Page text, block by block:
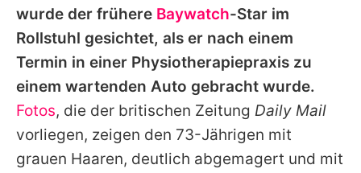
Jobs
App runterladen
Team
Redaktionelle Richtlinien
Impressum
wurde der frühere Baywatch-Star im
Rollstuhl gesichtet, als er nach einem
Termin in einer Physiotherapiepraxis zu
einem wartenden Auto gebracht wurde.
Fotos, die der britischen Zeitung Daily Mail
vorliegen, zeigen den 73-Jährigen mit
grauen Haaren, deutlich abgemagert und mit